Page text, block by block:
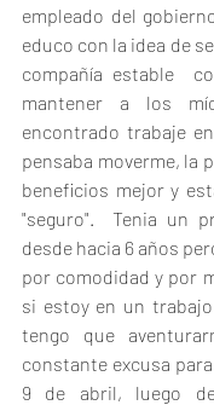
empleado del
educo con la idea de
compañía estable
mantener a los
encontrado trabaje
pensaba moverme, la
beneficios mejor y
"seguro".  Tenia un
desde hacia 6 años
por comodidad y por
si estoy en un
tengo que
constante excusa
9 de abril, luego